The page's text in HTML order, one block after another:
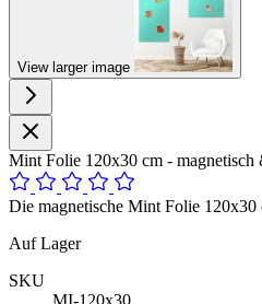
View larger image
Mint Folie 120x30 cm - magnetisch
Die magnetische Mint Folie 120x30
Auf Lager
SKU
MI-120x30